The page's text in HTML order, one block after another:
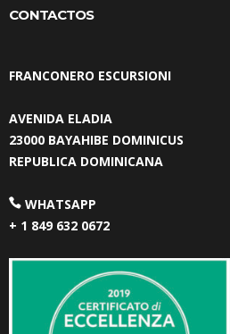
CONTACTOS
FRANCONERO ESCURSIONI
AVENIDA ELADIA
23000 BAYAHIBE DOMINICUS
REPUBLICA DOMINICANA
WHATSAPP
+ 1 849 632 0672